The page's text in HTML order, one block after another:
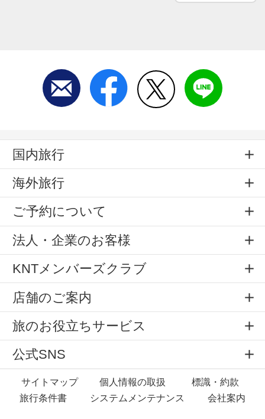
国内旅行
海外旅行
ご予約について
法人・企業のお客様
KNTメンバーズクラブ
店舗のご案内
旅のお役立ちサービス
公式SNS
サイトマップ 個人情報の取扱
標識・約款
旅行条件書
システムメンテナンス 会社案内